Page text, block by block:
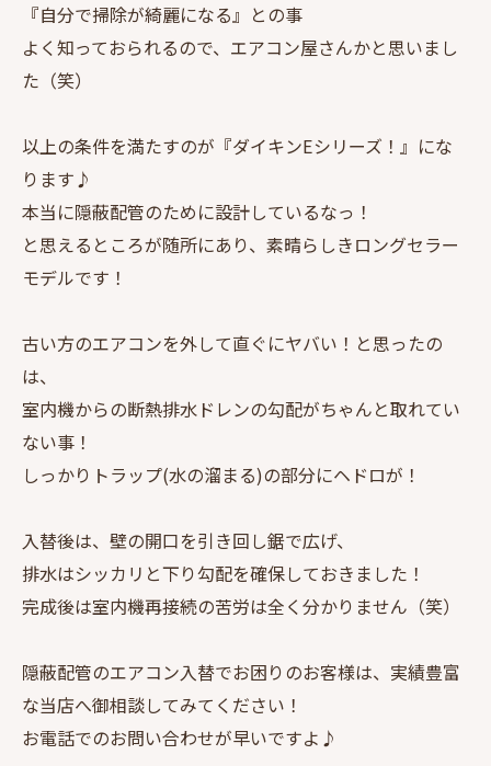
『自分で掃除が綺麗になる』との事
よく知っておられるので、エアコン屋さんかと思いまし
た（笑）
以上の条件を満たすのが『ダイキンEシリーズ！』にな
ります♪
本当に隠蔽配管のために設計しているなっ！
と思えるところが随所にあり、素晴らしきロングセラー
モデルです！
古い方のエアコンを外して直ぐにヤバい！と思ったの
は、
室内機からの断熱排水ドレンの勾配がちゃんと取れてい
ない事！
しっかりトラップ(水の溜まる)の部分にヘドロが！
入替後は、壁の開口を引き回し鋸で広げ、
排水はシッカリと下り勾配を確保しておきました！
完成後は室内機再接続の苦労は全く分かりません（笑）
隠蔽配管のエアコン入替でお困りのお客様は、実績豊富
な当店へ御相談してみてください！
お電話でのお問い合わせが早いですよ♪